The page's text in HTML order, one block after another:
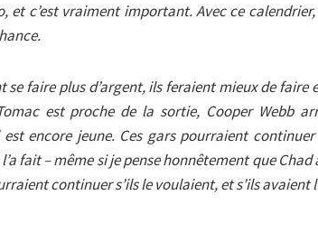
et c’est vraiment important. Avec ce
se faire plus d’argent, ils feraient mieux de faire
est proche de la sortie, Cooper Webb
encore jeune. Ces gars pourraient
l’a fait – même si je pense honnêtement que
continuer s’ils le voulaient, et s’ils avaient